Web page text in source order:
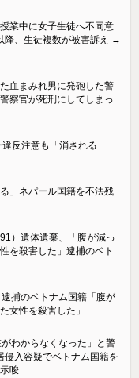
業中に女子生徒へ不同意
、生徒複数が被害訴え →
血まみれ男に発砲した警
察官が死刑にしてしまっ
反注意も「消される
」ネパール国籍を不法残
）遺体遺棄、「腹が減っ
を殺害した」逮捕のベト
捕のベトナム国籍「腹が
女性を殺害した」
わからなくなった」と警
入容疑でベトナム国籍を
唆